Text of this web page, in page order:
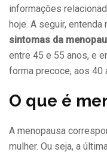
informações
hoje. A seguir,
sintomas da
entre 45 e 55 anos, e
forma precoce, aos 40
O que é
A menopausa
mulher. Ou seja, a